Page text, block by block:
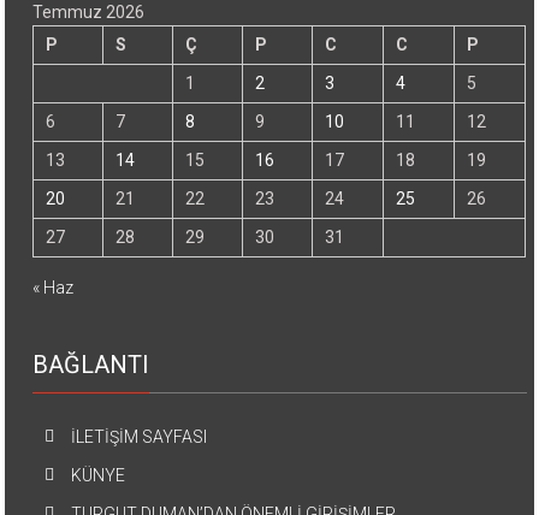
Temmuz 2026
P
S Ç P C C
P
1
2 3 4
5
6
7 8 9 10 11
12
13
14 15 16 17 18
19
20
21 22 23 24 25
26
27
28 29 30 31
« Haz
BAĞLANTI
İLETİŞİM SAYFASI
KÜNYE